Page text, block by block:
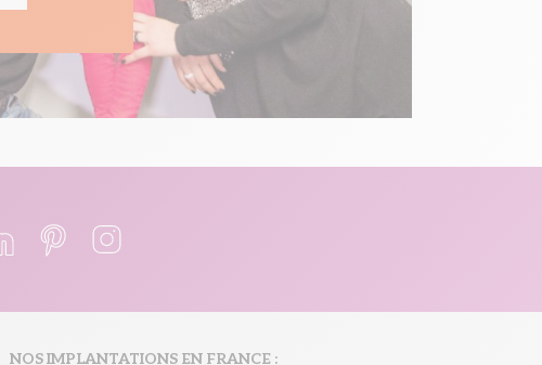
NOS IMPLANTATIONS EN FRANCE :